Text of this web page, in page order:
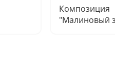
Композиция
"Малиновый